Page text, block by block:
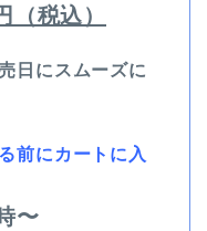
税込）
日にスムーズに
前にカートに入
〜